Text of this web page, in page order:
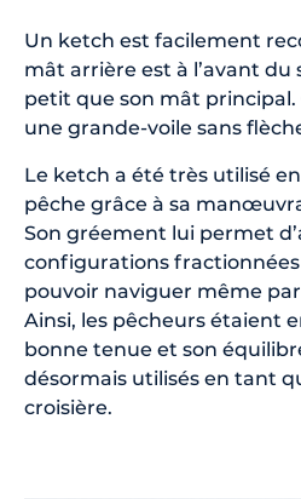
Un ketch est facilement
mât arrière est à l’avant du
petit que son mât principal.
une grande-voile sans
Le ketch a été très utilisé
pêche grâce à sa
Son gréement lui permet
configurations fractionnées
pouvoir naviguer même
Ainsi, les pêcheurs étaient
bonne tenue et son
désormais utilisés en tant
croisière.